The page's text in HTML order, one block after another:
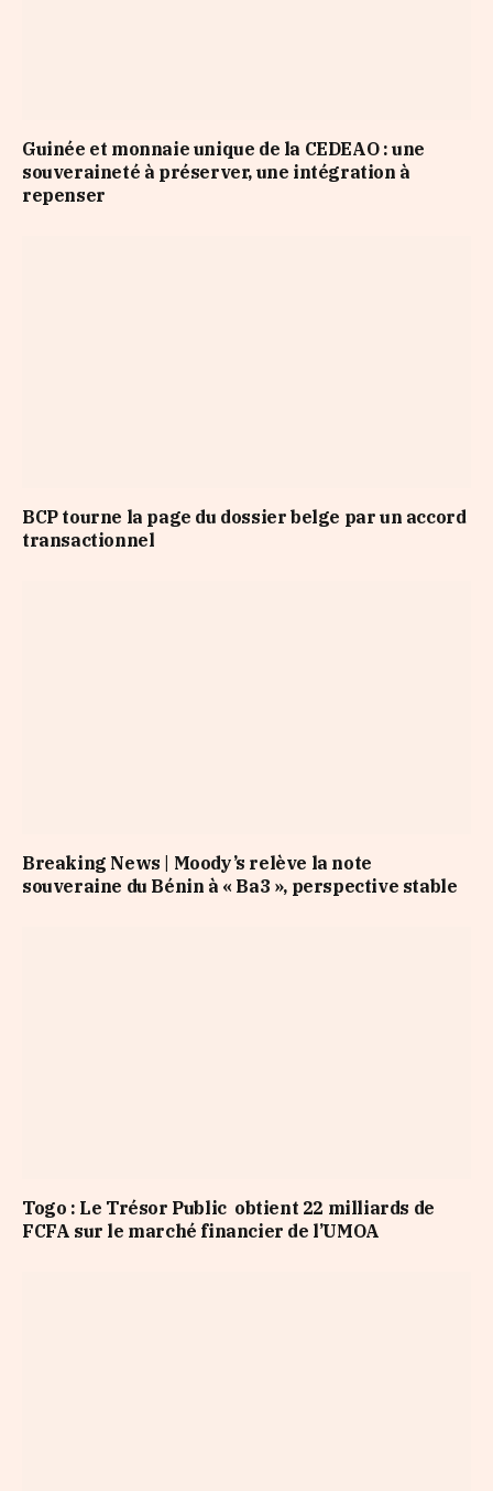
Guinée et monnaie unique de la CEDEAO : une
souveraineté à préserver, une intégration à
repenser
BCP tourne la page du dossier belge par un accord
transactionnel
Breaking News | Moody’s relève la note
souveraine du Bénin à « Ba3 », perspective stable
Togo : Le Trésor Public obtient 22 milliards de
FCFA sur le marché financier de l’UMOA